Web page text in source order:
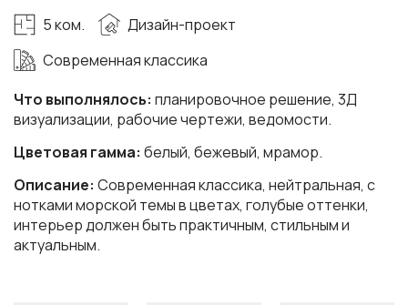
Что выполнялось: планировочное решение, 3Д
визуализации, рабочие чертежи, ведомости.
Цветовая гамма: белый, бежевый, мрамор.
Описание: Современная классика, нейтральная, с
нотками морской темы в цветах, голубые оттенки,
интерьер должен быть практичным, стильным и
актуальным.
5 ком.
Дизайн-проект
Современная классика